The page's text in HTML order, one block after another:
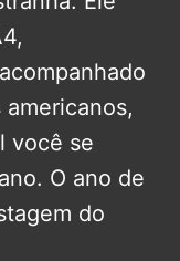
americanos,
você se
O ano de
do